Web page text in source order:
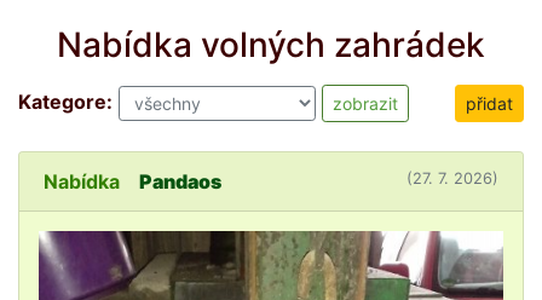
Nabídka volných zahrádek
Kategore: přidat
Nabídka Pandaos (27. 7. 2026)